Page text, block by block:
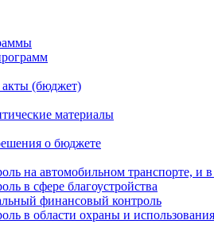
(бюджет)
материалы
о бюджете
на автомобильном транспорте, и
в сфере благоустройства
финансовый контроль
в области охраны и